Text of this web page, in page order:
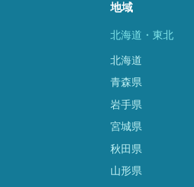
地域
北海道・東北
北海道
青森県
岩手県
宮城県
秋田県
山形県